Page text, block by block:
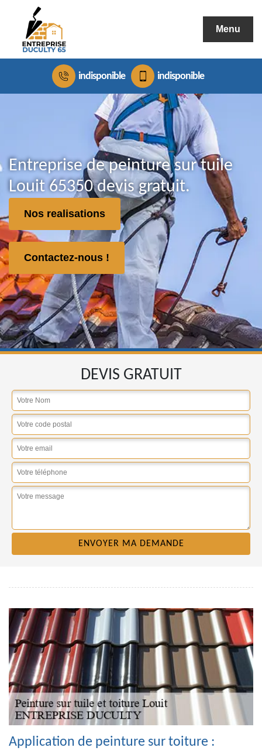
Menu
indisponible indisponible
Entreprise de peinture sur tuile
Louit 65350 devis gratuit.
Nos realisations
Contactez-nous !
DEVIS GRATUIT
Application de peinture sur toiture :